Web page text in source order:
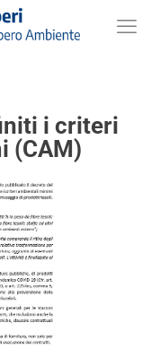
i criteri
(CAM)